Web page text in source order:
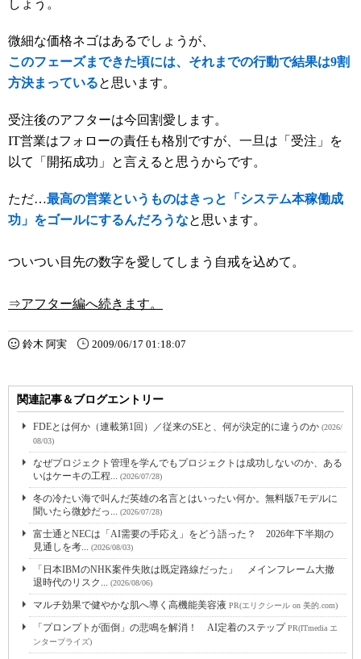
しょう。
微細な価格ネゴはあるでしょうが、
このフェーズまできた頃には、それまでの行動で結果は9割
方決まっていると思います。
受注後のアフターは今回割愛します。
IT営業はフォローの責任も格別ですが、一旦は「受注」を
以て「開拓成功」と言えると思うからです。
ただ…最高の営業というものはきっと「システム本稼働成
功」をゴールにするんだろうなと思います。
ついつい目先の数字を愛してしまう自戒を込めて。
⇒アフター編へ続きます。
鈴木 阿実 2009/06/17 01:18:07
関連記事＆ブログエントリー
FDEとは何か（連載第1回）／従来のSEと、何が決定的に違うのか (2026/
08/03)
なぜプロジェクト管理を学んでもプロジェクトは成功しないのか、ある
いはケーキの工程... (2026/07/28)
冬の冷たい海で叫んだ英雄の名言とはいったい何か。無料版7モデルに
聞いたら微妙だっ... (2026/07/28)
富士通とNECは「AI需要の手応え」をどう語った？ 2026年下半期の
見通しを考... (2026/08/03)
「日本IBMのNHK案件失敗は既定路線だった」 メインフレーム大撤
退時代のリスク... (2026/08/06)
マルチ効果で健やかな肌へ導く高機能美容液 PR(エリクシール on 美的.com)
「プロンプトが面倒」の悲鳴を解消！ AI定着のステップPR(ITmedia エ
ンタープライズ)